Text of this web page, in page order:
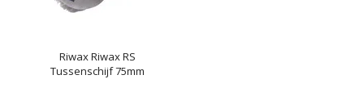
RiwaxRiwax RS
Tussenschijf 75mm